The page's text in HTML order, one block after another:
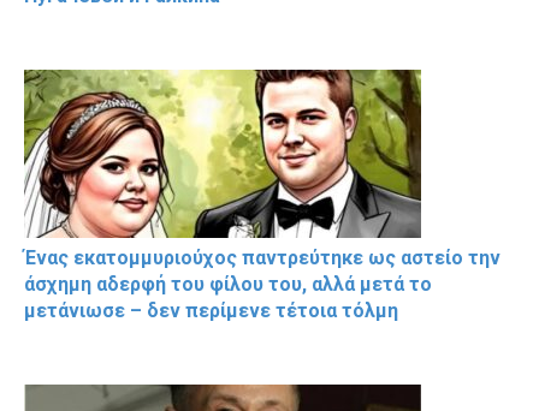
Ένας εκατομμυριούχος παντρεύτηκε ως αστείο την
άσχημη αδερφή του φίλου του, αλλά μετά το
μετάνιωσε – δεν περίμενε τέτοια τόλμη